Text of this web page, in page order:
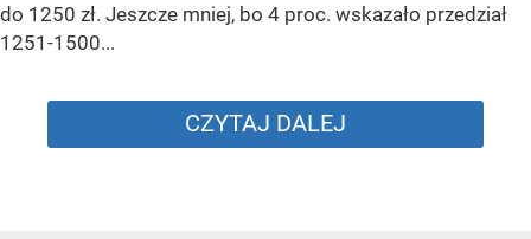
do 1250 zł. Jeszcze mniej, bo 4 proc. wskazało przedział
1251-1500...
CZYTAJ DALEJ